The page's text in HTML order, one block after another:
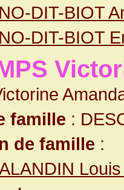
DIT-BIOT
DIT-BIOT
famille :
de famille :